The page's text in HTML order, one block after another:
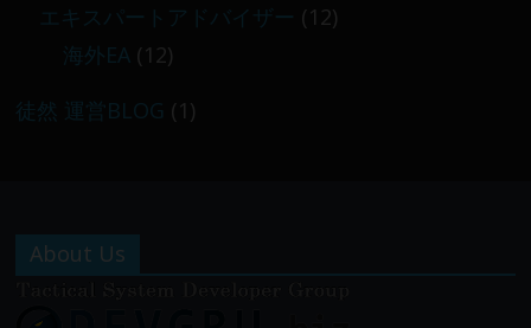
エキスパートアドバイザー (12)
海外EA (12)
徒然 運営BLOG (1)
About Us